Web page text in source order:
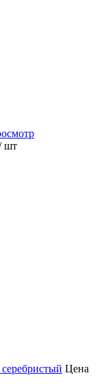
шт
Цена